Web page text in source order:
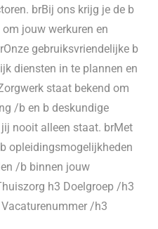
brBij ons krijg je de b
jouw werkuren en
gebruiksvriendelijke b
diensten in te plannen en
staat bekend om
/b en b deskundige
nooit alleen staat. brMet
opleidingsmogelijkheden
/b binnen jouw
h3 Doelgroep /h3
/h3